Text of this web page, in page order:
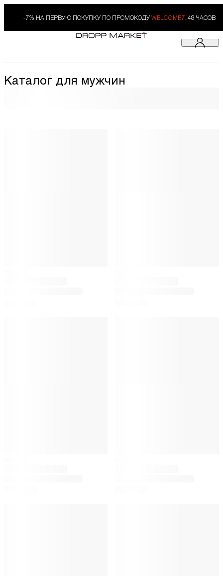
-7% НА ПЕРВУЮ ПОКУПКУ ПО ПРОМОКОДУ WELCOME7. 48 ЧАСОВ
Каталог для мужчин